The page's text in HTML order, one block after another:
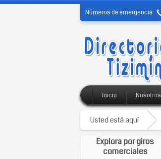
Números de emergencia
Inicio Nosotros
Usted está aquí
Explora por giros
comerciales